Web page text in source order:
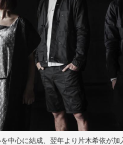
中心に結成、翌年より片木希依が加